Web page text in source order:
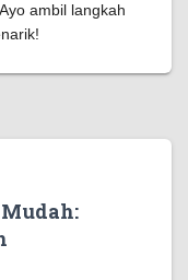
ambil langkah